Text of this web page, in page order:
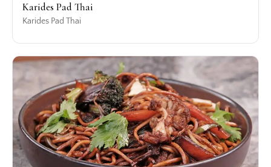
Karides Pad Thai
Karides Pad Thai